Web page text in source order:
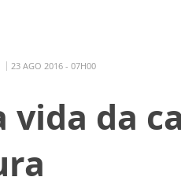
23 AGO 2016 - 07H00
vida da